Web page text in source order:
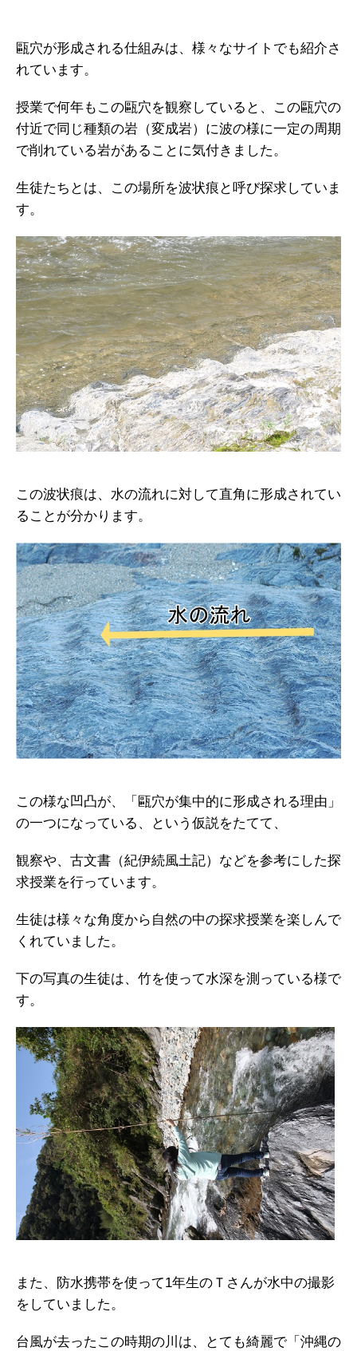
甌穴が形成される仕組みは、様々なサイトでも紹介さ
れています。
授業で何年もこの甌穴を観察していると、この甌穴の
付近で同じ種類の岩（変成岩）に波の様に一定の周期
で削れている岩があることに気付きました。
生徒たちとは、この場所を波状痕と呼び探求していま
す。
この波状痕は、水の流れに対して直角に形成されてい
ることが分かります。
この様な凹凸が、「甌穴が集中的に形成される理由」
の一つになっている、という仮説をたてて、
観察や、古文書（紀伊続風土記）などを参考にした探
求授業を行っています。
生徒は様々な角度から自然の中の探求授業を楽しんで
くれていました。
下の写真の生徒は、竹を使って水深を測っている様で
す。
また、防水携帯を使って1年生のＴさんが水中の撮影
をしていました。
台風が去ったこの時期の川は、とても綺麗で「沖縄の